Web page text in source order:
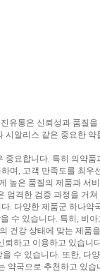
유통은 신뢰성과 품질
알리스 같은 중요한
요합니다. 특히 의약
며, 고객 만족도를 최
높은 품질의 제품과
엄격한 검증 과정을 거
. 다양한 제품군 하나
수 있습니다. 특히, 비
건강 상태에 맞는 제
하고 이용하고 있습
수 있습니다. 또한,
약국으로 추천하고 있